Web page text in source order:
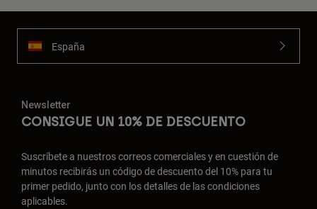
España
Newsletter
CONSIGUE UN 10% DE DESCUENTO
Suscríbete a nuestros correos comerciales y en cuestión de
minutos recibirás un código de descuento del 10% para tu
primer pedido, junto con los detalles de las condiciones
aplicables.